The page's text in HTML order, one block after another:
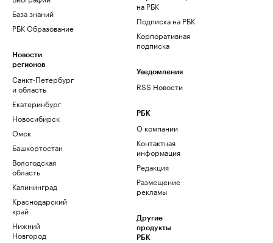
База знаний
РБК Образование
Новости
регионов
Санкт-Петербург
и область
Екатеринбург
Новосибирск
Омск
Башкортостан
Вологодская
область
Калининград
Краснодарский
край
Нижний
Новгород
на РБК
Подписка на РБК
Корпоративная
подписка
Уведомления
RSS Новости
РБК
О компании
Контактная
информация
Редакция
Размещение
рекламы
Другие
продукты
РБК